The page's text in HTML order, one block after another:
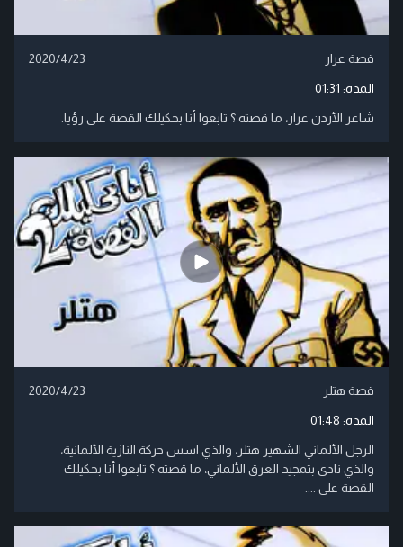
قصة عرار 2020/4/23
المدة: 01:31
شاعر الأردن عرار، ما قصته ؟ تابعوا أنا بحكيلك القصة على رؤيا.
قصة هتلر 2020/4/23
المدة: 01:48
الرجل الألماني الشهير هتلر، والذي اسس حركة النازية الألمانية،
والذي نادى بتمجيد العرق الألماني، ما قصته ؟ تابعوا أنا بحكيلك
القصة على ....